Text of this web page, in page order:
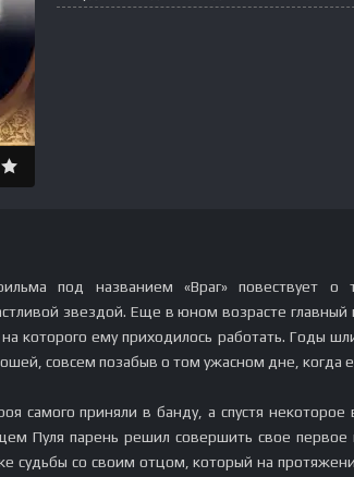
под названием «Враг» повествует о
звездой. Еще в юном возрасте главный
которого ему приходилось работать. Годы
совсем позабыв о том ужасном дне, когда
самого приняли в банду, а спустя
Пуля парень решил совершить свое первое
судьбы со своим отцом, который на